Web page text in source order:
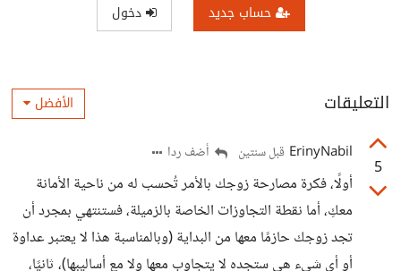
حساب جديد دخول
التعليقات الأفضل
5
ErinyNabil قبل سنتين أضف ردا
أولًا، فكرة مصارحة زوجك بالأمر تُحسب له من ناحية الأمانة
معكِ، أما نقطة التجاوزات الخاصة بالزميلة، فستنتهي بمجرد أن
تجد زوجك حازمًا معها من البداية (وبالمناسبة هذا لا يعتبر عداوة
أو أي شيء هي ستجده لا يتجاوب معها ولا مع أساليبها)، ثانيًا،